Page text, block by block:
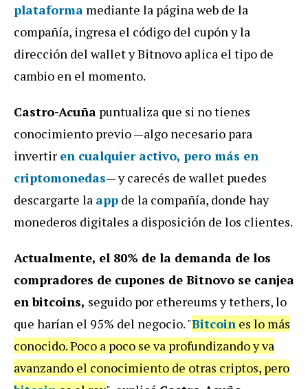
plataforma mediante la página web de la
compañía, ingresa el código del cupón y la
dirección del wallet y Bitnovo aplica el tipo de
cambio en el momento.
Castro-Acuña puntualiza que si no tienes
conocimiento previo —algo necesario para
invertir en cualquier activo, pero más en
criptomonedas— y carecés de wallet puedes
descargarte la app de la compañía, donde hay
monederos digitales a disposición de los clientes.
Actualmente, el 80% de la demanda de los
compradores de cupones de Bitnovo se canjea
en bitcoins, seguido por ethereums y tethers, lo
que harían el 95% del negocio. "Bitcoin es lo más
conocido. Poco a poco se va profundizando y va
avanzando el conocimiento de otras criptos, pero